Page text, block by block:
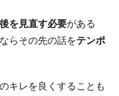
を見直す必要がある
らその先の話をテンポ
キレを良くすることも